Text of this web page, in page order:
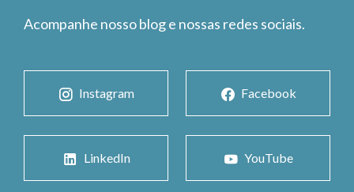
Acompanhe nosso blog e nossas redes sociais.
Instagram Facebook
LinkedIn YouTube